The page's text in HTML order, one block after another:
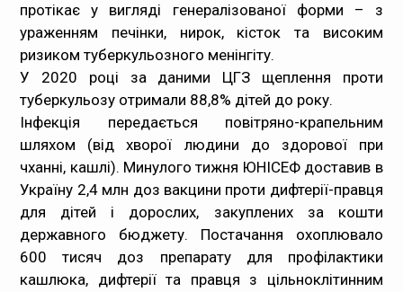
протікає у вигляді генералізованої форми – з
ураженням печінки, нирок, кісток та високим
ризиком туберкульозного менінгіту.
У 2020 році за даними ЦГЗ щеплення проти
туберкульозу отримали 88,8% дітей до року.
Інфекція передається повітряно-крапельним
шляхом (від хворої людини до здорової при
чханні, кашлі). Минулого тижня ЮНІСЕФ доставив в
Україну 2,4 млн доз вакцини проти дифтерії-правця
для дітей і дорослих, закуплених за кошти
державного бюджету. Постачання охоплювало
600 тисяч доз препарату для профілактики
кашлюка, дифтерії та правця з цільноклітинним